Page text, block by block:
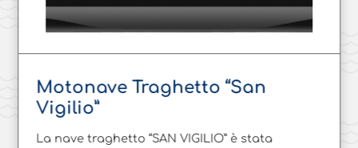
Motonave Traghetto “San
Vigilio”
La nave traghetto “SAN VIGILIO” è stata